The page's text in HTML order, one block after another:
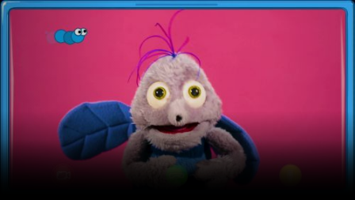
Halo halo!